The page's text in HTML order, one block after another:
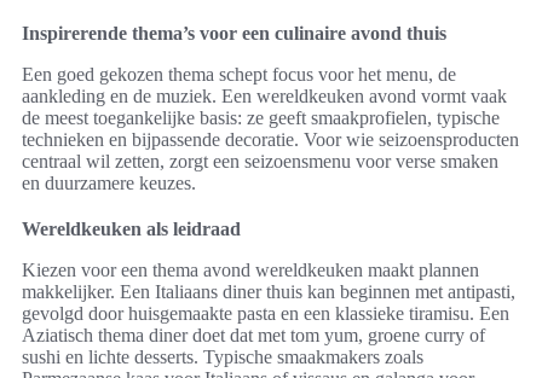
Inspirerende thema’s voor een culinaire avond thuis
Een goed gekozen thema schept focus voor het menu, de
aankleding en de muziek. Een wereldkeuken avond vormt vaak
de meest toegankelijke basis: ze geeft smaakprofielen, typische
technieken en bijpassende decoratie. Voor wie seizoensproducten
centraal wil zetten, zorgt een seizoensmenu voor verse smaken
en duurzamere keuzes.
Wereldkeuken als leidraad
Kiezen voor een thema avond wereldkeuken maakt plannen
makkelijker. Een Italiaans diner thuis kan beginnen met antipasti,
gevolgd door huisgemaakte pasta en een klassieke tiramisu. Een
Aziatisch thema diner doet dat met tom yum, groene curry of
sushi en lichte desserts. Typische smaakmakers zoals